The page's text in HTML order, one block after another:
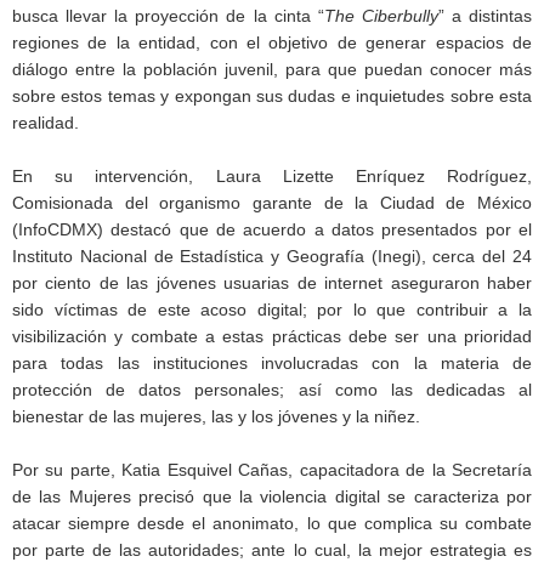
busca llevar la proyección de la cinta “The Ciberbully” a distintas
regiones de la entidad, con el objetivo de generar espacios de
diálogo entre la población juvenil, para que puedan conocer más
sobre estos temas y expongan sus dudas e inquietudes sobre esta
realidad.
En su intervención, Laura Lizette Enríquez Rodríguez,
Comisionada del organismo garante de la Ciudad de México
(InfoCDMX) destacó que de acuerdo a datos presentados por el
Instituto Nacional de Estadística y Geografía (Inegi), cerca del 24
por ciento de las jóvenes usuarias de internet aseguraron haber
sido víctimas de este acoso digital; por lo que contribuir a la
visibilización y combate a estas prácticas debe ser una prioridad
para todas las instituciones involucradas con la materia de
protección de datos personales; así como las dedicadas al
bienestar de las mujeres, las y los jóvenes y la niñez.
Por su parte, Katia Esquivel Cañas, capacitadora de la Secretaría
de las Mujeres precisó que la violencia digital se caracteriza por
atacar siempre desde el anonimato, lo que complica su combate
por parte de las autoridades; ante lo cual, la mejor estrategia es